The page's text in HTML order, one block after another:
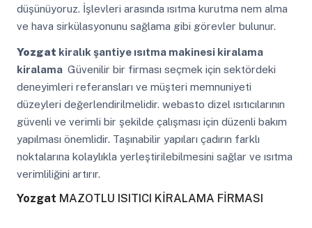
düşünüyoruz. İşlevleri arasında ısıtma kurutma nem alma
ve hava sirkülasyonunu sağlama gibi görevler bulunur.
Yozgat kiralık şantiye ısıtma makinesi kiralama
kiralama Güvenilir bir firması seçmek için sektördeki
deneyimleri referansları ve müşteri memnuniyeti
düzeyleri değerlendirilmelidir. webasto dizel ısıtıcılarının
güvenli ve verimli bir şekilde çalışması için düzenli bakım
yapılması önemlidir. Taşınabilir yapıları çadırın farklı
noktalarına kolaylıkla yerleştirilebilmesini sağlar ve ısıtma
verimliliğini artırır.
Yozgat MAZOTLU ISITICI KİRALAMA FİRMASI